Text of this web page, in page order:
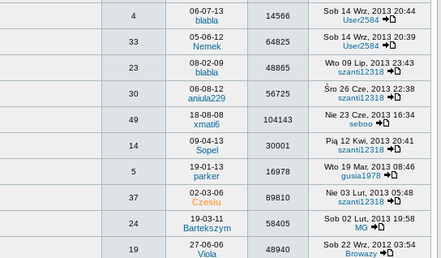
4
06-07-13
blabla 14566
Sob 14 Wrz, 2013 20:44
User2584
33
05-06-12
Nemek 64825
Sob 14 Wrz, 2013 20:39
User2584
23
08-02-09
blabla 48865
Wto 09 Lip, 2013 23:43
szanti12318
30
06-08-12
aniula229 56725
Śro 26 Cze, 2013 22:38
szanti12318
49
18-08-08
xmati6 104143
Nie 23 Cze, 2013 16:34
seboo
14
09-04-13
Sopel 30001
Pią 12 Kwi, 2013 20:41
szanti12318
5
19-01-13
parker 16978
Wto 19 Mar, 2013 08:46
gusia1978
37
02-03-06
Czesiu 89810
Nie 03 Lut, 2013 05:48
szanti12318
24
19-03-11
Bartekszym 58405
Sob 02 Lut, 2013 19:58
MG
19
27-06-06
Viola 48940
Sob 22 Wrz, 2012 03:54
Browazy